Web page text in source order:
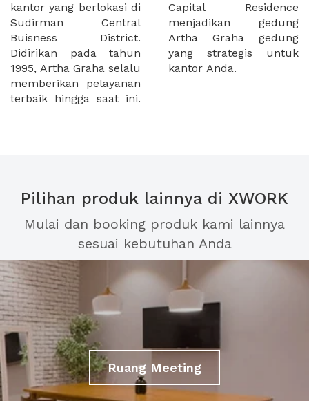
kantor yang berlokasi di
Sudirman Central
Buisness District.
Didirikan pada tahun
1995, Artha Graha selalu
memberikan pelayanan
terbaik hingga saat ini.
Capital Residence
menjadikan gedung
Artha Graha gedung
yang strategis untuk
kantor Anda.
Pilihan produk lainnya di XWORK
Mulai dan booking produk kami lainnya
sesuai kebutuhan Anda
Ruang Meeting